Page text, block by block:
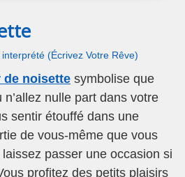
(Écrivez Votre Rêve)
de noisette symbolise que
nulle part dans votre
sentir étouffé dans une
de vous-même que vous
passer une occasion si
profitez des petits plaisirs